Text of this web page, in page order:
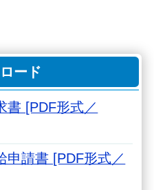
ード
書 [PDF形式／
申請書 [PDF形式／